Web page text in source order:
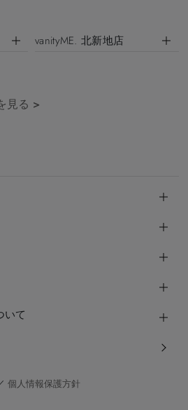
vanityME. 北新地店
見る >
いて
個人情報保護方針